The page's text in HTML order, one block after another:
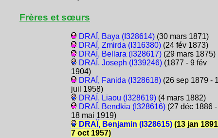
Frères et sœurs
DRAÏ, Baya (I328614)(30 mars 1871)
DRAÏ, Zmirda (I316380)(24 fév 1873)
DRAÏ, Bellara (I328617)(29 mars 1875)
DRAÏ, Joseph (I339246)(1877 - 9 fév
1904)
DRAÏ, Fanida (I328618)(26 sep 1879 -
juil 1958)
DRAÏ, Liaou (I328619)(4 mars 1882)
DRAÏ, Bendkia (I328616)(27 déc 1886 -
18 mai 1919)
DRAÏ, Benjamin (I328615)(13 jan
7 oct 1957)